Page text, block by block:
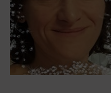
v
o
r
i
e